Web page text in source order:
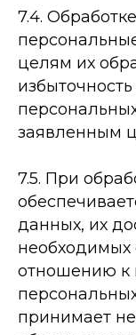
7.4.
целям их
заявленным
7.5. При
данных, их
необходимых
отношению к
принимает